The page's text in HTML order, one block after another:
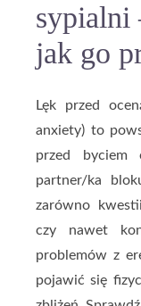
sypialni
jak go
Lęk przed
anxiety) to
przed byciem
partner/ka
zarówno
czy nawet
problemów z
pojawić się